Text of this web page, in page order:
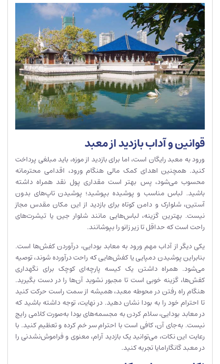
قوانین و آداب بازدید از معبد
ورود به معبد رایگان است، اما برای بازدید از موزه، باید مبلغی پرداخت
کنید. همچنین اهدای کمک مالی هنگام ورود، اقدامی محترمانه
محسوب می‌شود، پس بهتر است مقداری پول نقد همراه داشته
باشید. لباس مناسب و پوشیده بپوشید؛ پوشیدن تاپ‌های بدون
آستین، شلوارک و دامن کوتاه برای بازدید از این مکان مقدس مجاز
نیست. بهترین گزینه، لباس‌هایی مانند شلوار جین یا تیشرت‌های
راحت است که حداقل تا زیر زانو را بپوشانند.
یکی دیگر از آداب مهم ورود به معابد بودایی، درآوردن کفش‌ها است.
بنابراین پوشیدن دمپایی یا کفش‌هایی که راحت درآورده شوند، توصیه
می‌شود. همراه داشتن یک کیسه پارچه‌ای کوچک برای نگهداری
کفش‌ها، گزینه خوبی است تا مجبور نشوید آن‌ها را در دست بگیرید.
هنگام راه رفتن در محوطه معبد، همیشه از سمت راست حرکت کنید
تا احترام خود را به بودا نشان دهید. در نهایت، توجه داشته باشید که
در معابد بودایی، سلام کردن به مجسمه‌های بودا به‌صورت کلامی رایج
نیست. به‌جای آن، کافی است با احترام سر خم کرده و تعظیم کنید. با
رعایت این نکات، می‌توانید یک بازدید آرام، معنوی و فراموش‌نشدنی را
در معبد گانگارامایا تجربه کنید.